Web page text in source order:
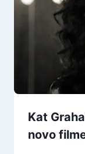
Kat
novo